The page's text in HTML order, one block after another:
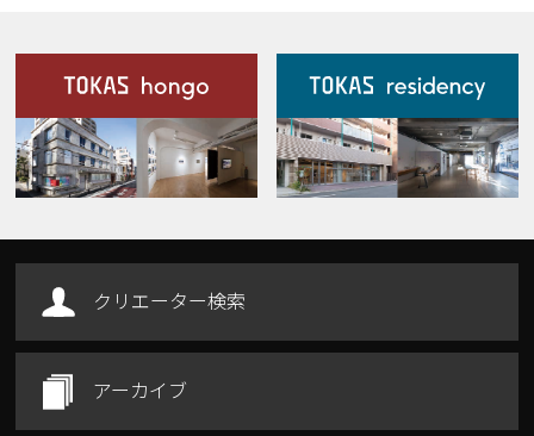
施設案内
Our Facilities
クリエーター検索
アーカイブ